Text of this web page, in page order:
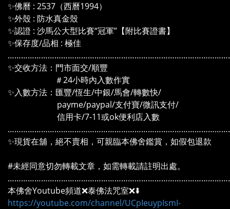
✨佛曆 : 2537（西曆1994）
✨外殼 : 防水真金殼
✨認證 : 沙馬公大型比賽“冠軍”【附比賽證書】
✨保存度/品相 : 極佳
✨交收方法：門市面交/順豐
＃24小時內入數作實
✨入數方法：匯豐/恆生/中銀/馬會/轉數快/
payme/paypal/支付寶/微訊支付/
信用卡/7-11或ok便利店入數
✨現貨在舖，絕不賣相，可親臨本佛舍鑑賞，如假包退款
#未經同意切勿轉載文章，如需轉載請註明出處。
本佛舍Youtube頻道❌泰佛法咒室❌⬇️
https://youtube.com/channel/UCpIeuypIsmI-